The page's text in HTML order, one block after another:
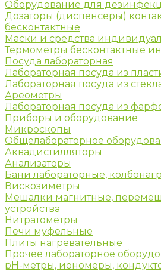
Оборудование для
Дозаторы (диспенсеры)
бесконтактные
Маски и средства
Термометры бесконтактные
Посуда лабораторная
Лабораторная посуда из
Лабораторная посуда из
Ареометры
Лабораторная посуда из
Приборы и оборудование
Микроскопы
Общелабораторное
Аквадистилляторы
Анализаторы
Бани лабораторные,
Вискозиметры
Мешалки магнитные,
устройства
Нитратометры
Печи муфельные
Плиты нагревательные
Прочее лабораторное
рН-метры, иономеры,